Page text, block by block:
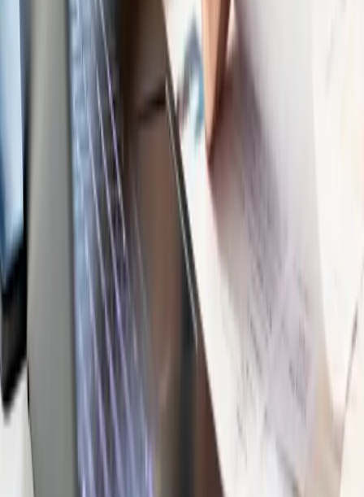
Servicio de interes
Selecciona una opción
Facturación anual aproximada
Selecciona una opción
Cuéntanos brevemente tu situación (opcional)